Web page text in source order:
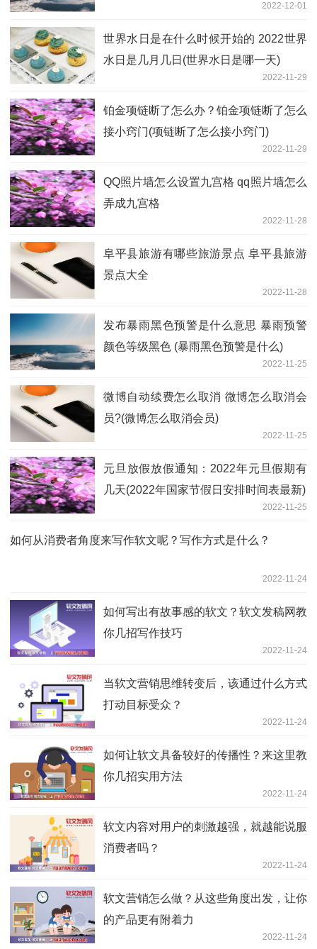
2022-12-01
世界水日是在什么时候开始的 2022世界
水日是几月几日(世界水日是哪一天)
2022-11-29
铂金项链断了怎么办？铂金项链断了怎么
接小窍门(项链断了怎么接小窍门)
2022-11-29
QQ照片墙怎么设置九宫格 qq照片墙怎么
弄成九宫格
2022-11-28
阜平县旅游有哪些旅游景点 阜平县旅游
景点大全
2022-11-28
发布暴雨黑色预警是什么意思 暴雨预警
颜色等级黑色 (暴雨黑色预警是什么)
2022-11-25
微博自动续费怎么取消 微博怎么取消会
员?(微博怎么取消会员)
2022-11-25
元旦放假放假通知：2022年元旦假期有
几天(2022年国家节假日安排时间表最新)
2022-11-25
如何从消费者角度来写作软文呢？写作方式是什么？
2022-11-24
如何写出有故事感的软文？软文发稿网教
你几招写作技巧
2022-11-24
当软文营销思维转变后，该通过什么方式
打动目标受众？
2022-11-24
如何让软文具备较好的传播性？来这里教
你几招实用方法
2022-11-24
软文内容对用户的刺激越强，就越能说服
消费者吗？
2022-11-24
软文营销怎么做？从这些角度出发，让你
的产品更有附着力
2022-11-24